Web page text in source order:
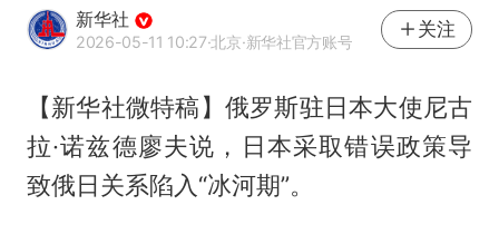
新华社
2026-05-11 10:27·北京·新华社官方账号
关注
【新华社微特稿】俄罗斯驻日本大使尼古
拉·诺兹德廖夫说，日本采取错误政策导
致俄日关系陷入“冰河期”。